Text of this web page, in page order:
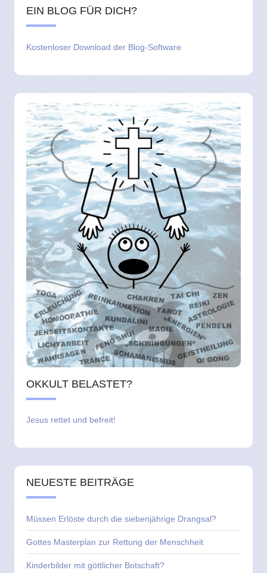
EIN BLOG FÜR DICH?
Kostenloser Download der Blog-Software
OKKULT BELASTET?
Jesus rettet und befreit!
NEUESTE BEITRÄGE
Müssen Erlöste durch die siebenjährige Drangsal?
Gottes Masterplan zur Rettung der Menschheit
Kinderbilder mit göttlicher Botschaft?